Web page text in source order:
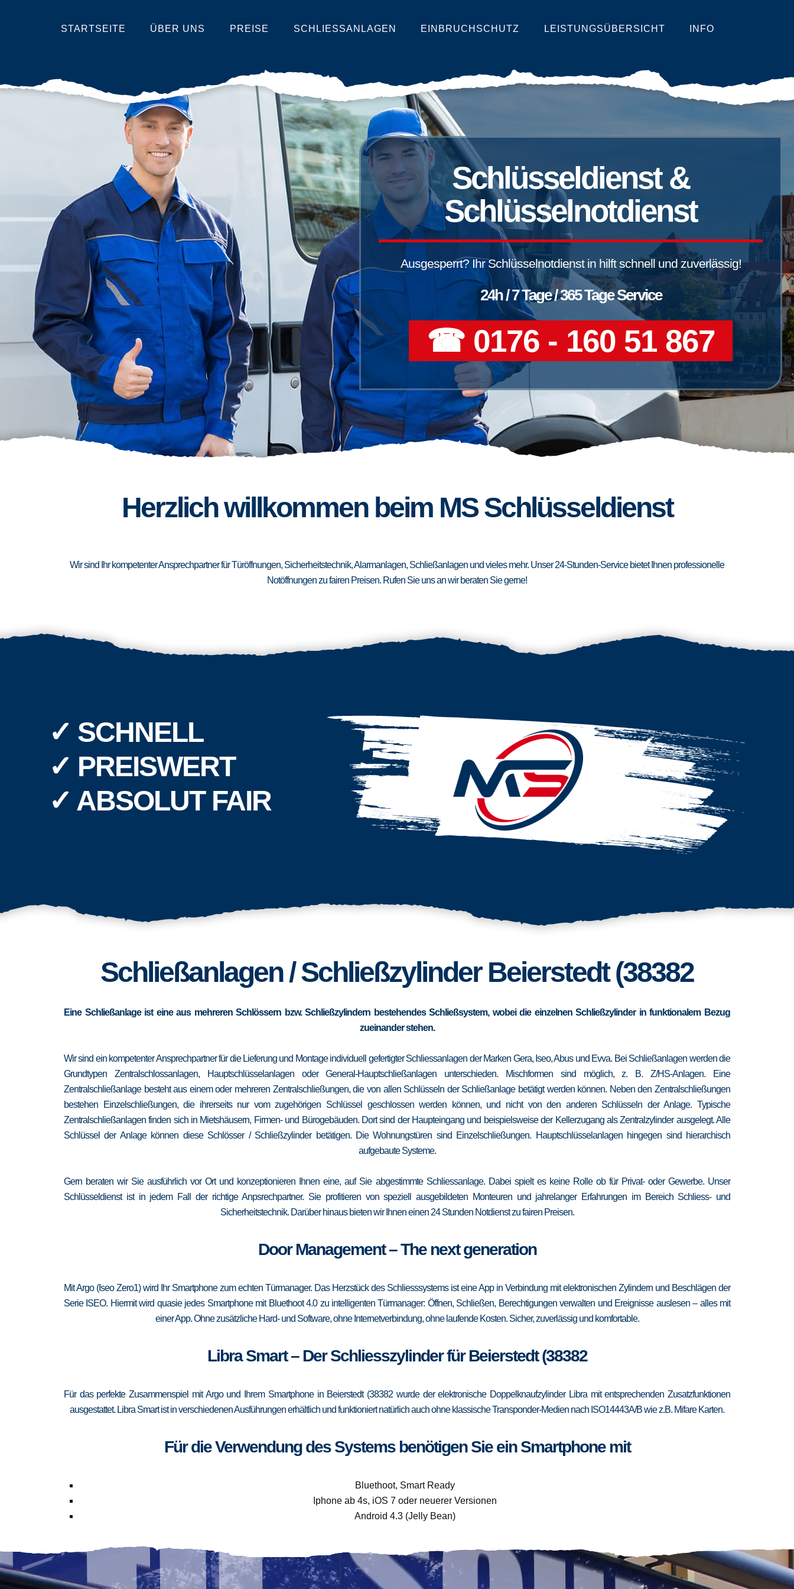
STARTSEITE ÜBER UNS PREISE SCHLIESSANLAGEN EINBRUCHSCHUTZ LEISTUNGSÜBERSICHT INFO
Schlüsseldienst &
Schlüsselnotdienst
Ausgesperrt? Ihr Schlüsselnotdienst in hilft schnell und zuverlässig!
24h / 7 Tage / 365 Tage Service
☎ 0176 - 160 51 867
Herzlich willkommen beim MS Schlüsseldienst
Wir sind Ihr kompetenter Ansprechpartner für Türöffnungen, Sicherheitstechnik, Alarmanlagen, Schließanlagen und vieles mehr. Unser 24-Stunden-Service bietet Ihnen professionelle
Notöffnungen zu fairen Preisen. Rufen Sie uns an wir beraten Sie gerne!
✓ SCHNELL
✓ PREISWERT
✓ ABSOLUT FAIR
Schließanlagen / Schließzylinder Beierstedt (38382
Eine Schließanlage ist eine aus mehreren Schlössern bzw. Schließzylindern bestehendes Schließsystem, wobei die einzelnen Schließzylinder in funktionalem Bezug
zueinander stehen.
Wir sind ein kompetenter Ansprechpartner für die Lieferung und Montage individuell gefertigter Schliessanlagen der Marken Gera, Iseo, Abus und Evva. Bei Schließanlagen werden die
Grundtypen Zentralschlossanlagen, Hauptschlüsselanlagen oder General-Hauptschließanlagen unterschieden. Mischformen sind möglich, z. B. Z/HS-Anlagen. Eine
Zentralschließanlage besteht aus einem oder mehreren Zentralschließungen, die von allen Schlüsseln der Schließanlage betätigt werden können. Neben den Zentralschließungen
bestehen Einzelschließungen, die ihrerseits nur vom zugehörigen Schlüssel geschlossen werden können, und nicht von den anderen Schlüsseln der Anlage. Typische
Zentralschließanlagen finden sich in Mietshäusern, Firmen- und Bürogebäuden. Dort sind der Haupteingang und beispielsweise der Kellerzugang als Zentralzylinder ausgelegt. Alle
Schlüssel der Anlage können diese Schlösser / Schließzylinder betätigen. Die Wohnungstüren sind Einzelschließungen. Hauptschlüsselanlagen hingegen sind hierarchisch
aufgebaute Systeme.
Gern beraten wir Sie ausführlich vor Ort und konzeptionieren Ihnen eine, auf Sie abgestimmte Schliessanlage. Dabei spielt es keine Rolle ob für Privat- oder Gewerbe. Unser
Schlüsseldienst ist in jedem Fall der richtige Anpsrechpartner. Sie profitieren von speziell ausgebildeten Monteuren und jahrelanger Erfahrungen im Bereich Schliess- und
Sicherheitstechnik. Darüber hinaus bieten wir Ihnen einen 24 Stunden Notdienst zu fairen Preisen.
Door Management – The next generation
Mit Argo (Iseo Zero1) wird Ihr Smartphone zum echten Türmanager. Das Herzstück des Schliesssystems ist eine App in Verbindung mit elektronischen Zylindern und Beschlägen der
Serie ISEO. Hiermit wird quasie jedes Smartphone mit Bluethoot 4.0 zu intelligenten Türmanager: Öffnen, Schließen, Berechtigungen verwalten und Ereignisse auslesen – alles mit
einer App. Ohne zusätzliche Hard- und Software, ohne Internetverbindung, ohne laufende Kosten. Sicher, zuverlässig und komfortable.
Libra Smart – Der Schliesszylinder für Beierstedt (38382
Für das perfekte Zusammenspiel mit Argo und Ihrem Smartphone in Beierstedt (38382 wurde der elektronische Doppelknaufzylinder Libra mit entsprechenden Zusatzfunktionen
ausgestattet. Libra Smart ist in verschiedenen Ausführungen erhältlich und funktioniert natürlich auch ohne klassische Transponder-Medien nach ISO14443A/B wie z.B. Mifare Karten.
Für die Verwendung des Systems benötigen Sie ein Smartphone mit
Bluethoot, Smart Ready
Iphone ab 4s, iOS 7 oder neuerer Versionen
Android 4.3 (Jelly Bean)